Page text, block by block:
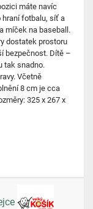
máte navíc
hraní fotbalu, síť a
míček na baseball.
dostatek prostoru
bezpečnost. Dítě –
tak snadno.
Včetně
8 cm je cca
325 x 267 x